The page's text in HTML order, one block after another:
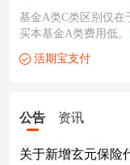
基金A类C类区别仅在
买本基金A类费用低。
活期宝支付
公告 资讯
关于新增玄元保险